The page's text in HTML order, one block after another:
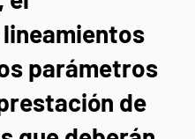
parámetros
de